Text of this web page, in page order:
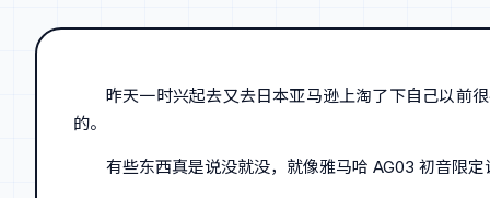
昨天一时兴起去又去日本亚马逊上淘了下自己以前
的。
有些东西真是说没就没，就像雅马哈 AG03 初音限